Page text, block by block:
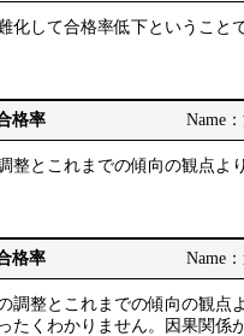
化して合格率低下ということ
格率 Name
整とこれまでの傾向の観点よ
格率 Name
調整とこれまでの傾向の観
たくわかりません。因果関係